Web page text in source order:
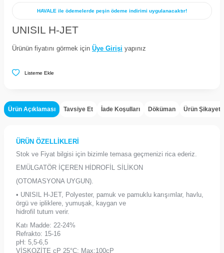
HAVALE ile ödemelerde peşin ödeme indirimi uygulanacaktır!
UNISIL H-JET
Ürünün fiyatını görmek için Üye Girişi yapınız
Listeme Ekle
Ürün Açıklaması Tavsiye Et İade Koşulları Döküman Ürün Şikayet
ÜRÜN ÖZELLİKLERİ
Stok ve Fiyat bilgisi için bizimle temasa geçmenizi rica ederiz.
EMÜLGATÖR İÇEREN HİDROFİL SİLİKON
(OTOMASYONA UYGUN).
• UNISIL H-JET, Polyester, pamuk ve pamuklu karışımlar, havlu,
örgü ve ipliklere, yumuşak, kaygan ve
hidrofil tutum verir.
Katı Madde: 22-24%
Refrakto: 15-16
pH: 5,5-6,5
VİSKOZİTE cP 25°C: Max:100cP